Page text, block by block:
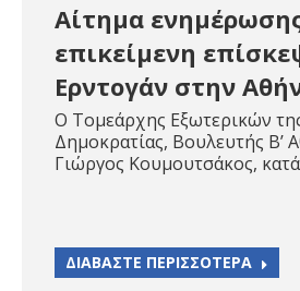
Αίτημα
επικείμενη
Ερντογάν στην
Ο Τομεάρχης Εξωτερικών
Δημοκρατίας, Βουλευτής Β’
Γιώργος Κουμουτσάκος,
ΔΙΑΒΑΣΤΕ ΠΕΡΙΣΣΟΤΕΡΑ